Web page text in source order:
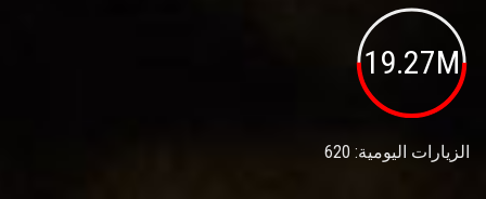
19.27M
الزيارات اليومية: 620